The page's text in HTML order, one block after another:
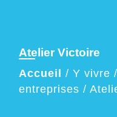
Atelier Victoire
Accueil / Y vivre /
entreprises /